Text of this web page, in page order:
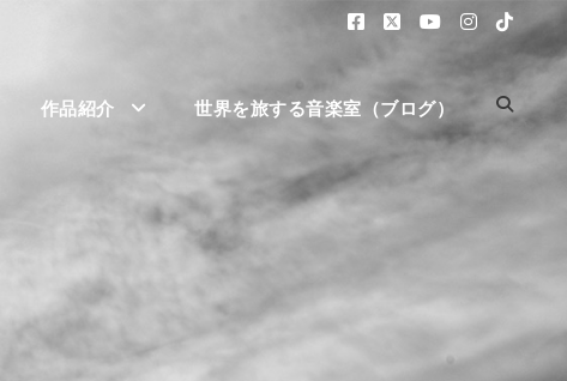
作品紹介 世界を旅する音楽室（ブログ）